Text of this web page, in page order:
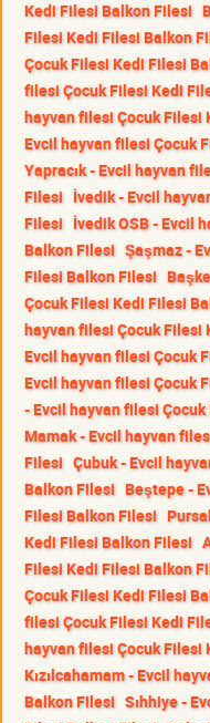
Kedi Filesi Balkon Filesi
Filesi Kedi Filesi Balkon
Çocuk Filesi Kedi Filesi
filesi Çocuk Filesi Kedi
hayvan filesi Çocuk Filesi
Evcil hayvan filesi Çocuk
Yapracık - Evcil hayvan
Filesi İvedik - Evcil
Filesi İvedik OSB - Evcil
Balkon Filesi Şaşmaz -
Filesi Balkon Filesi
Çocuk Filesi Kedi Filesi
hayvan filesi Çocuk Filesi
Evcil hayvan filesi Çocuk
Evcil hayvan filesi Çocuk
- Evcil hayvan filesi
Mamak - Evcil hayvan
Filesi Çubuk - Evcil
Balkon Filesi Beştepe -
Filesi Balkon Filesi
Kedi Filesi Balkon Filesi
Filesi Kedi Filesi Balkon
Çocuk Filesi Kedi Filesi
filesi Çocuk Filesi Kedi
hayvan filesi Çocuk Filesi
Kızılcahamam - Evcil
Balkon Filesi Sıhhiye -